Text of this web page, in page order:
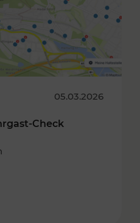
05.03.2026
Check